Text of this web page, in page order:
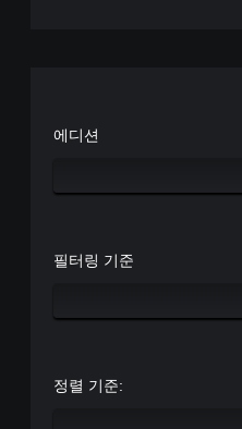
에디션
필터링 기준
정렬 기준: